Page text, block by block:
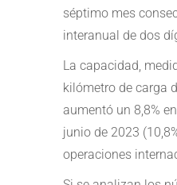
séptimo mes
interanual de dos
La capacidad,
kilómetro de carga
aumentó un 8,8%
junio de 2023
operaciones